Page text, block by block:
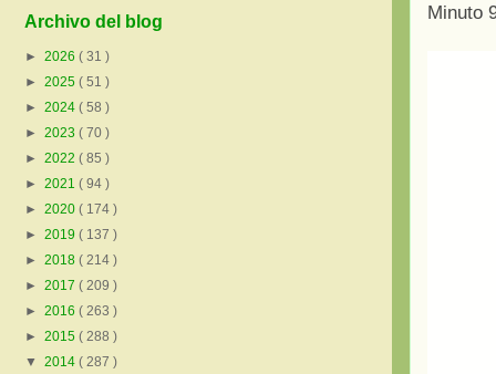
Minuto
Archivo del blog
► 2026 ( 31 )
► 2025 ( 51 )
► 2024 ( 58 )
► 2023 ( 70 )
► 2022 ( 85 )
► 2021 ( 94 )
► 2020 ( 174 )
► 2019 ( 137 )
► 2018 ( 214 )
► 2017 ( 209 )
► 2016 ( 263 )
► 2015 ( 288 )
▼ 2014 ( 287 )